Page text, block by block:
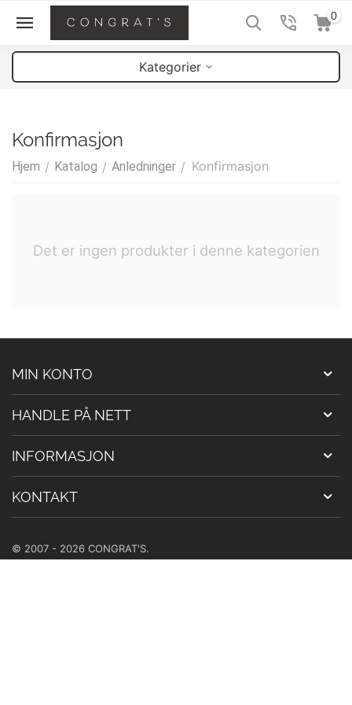
0
Kategorier
Konfirmasjon
Hjem / Katalog / Anledninger / Konfirmasjon
Det er ingen produkter i denne kategorien
MIN KONTO
HANDLE PÅ NETT
INFORMASJON
KONTAKT
© 2007 - 2026 CONGRAT'S.